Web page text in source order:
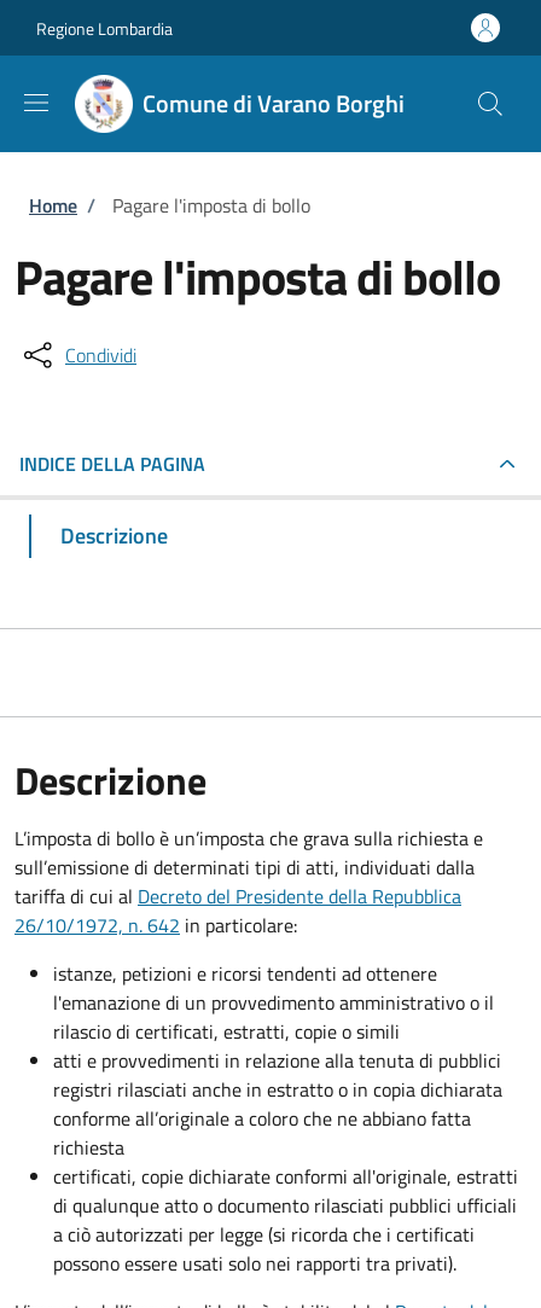
Regione Lombardia
Comune di Varano Borghi
Briciole di pane
Home / Pagare l'imposta di bollo
Pagare l'imposta di bollo
Condividi
INDICE DELLA PAGINA
Descrizione
Descrizione
L’imposta di bollo è un’imposta che grava sulla richiesta e
sull’emissione di determinati tipi di atti, individuati dalla
tariffa di cui al Decreto del Presidente della Repubblica
26/10/1972, n. 642 in particolare:
istanze, petizioni e ricorsi tendenti ad ottenere
l'emanazione di un provvedimento amministrativo o il
rilascio di certificati, estratti, copie o simili
atti e provvedimenti in relazione alla tenuta di pubblici
registri rilasciati anche in estratto o in copia dichiarata
conforme all’originale a coloro che ne abbiano fatta
richiesta
certificati, copie dichiarate conformi all'originale, estratti
di qualunque atto o documento rilasciati pubblici ufficiali
a ciò autorizzati per legge (si ricorda che i certificati
possono essere usati solo nei rapporti tra privati).